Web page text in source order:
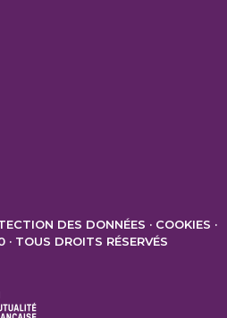
DES DONNÉES
COOKIES
TOUS DROITS RÉSERVÉS